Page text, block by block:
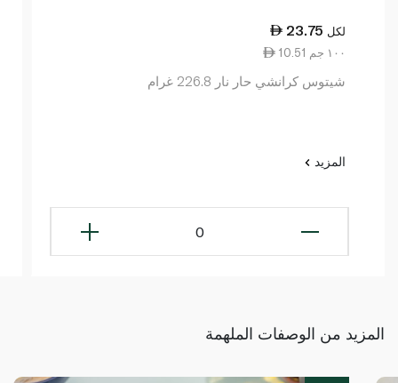
23.75 لكل
10.51 ١٠٠ جم
شيتوس كرانشي حار نار 226.8 غرام
المزيد
0
المزيد من الوصفات الملهمة